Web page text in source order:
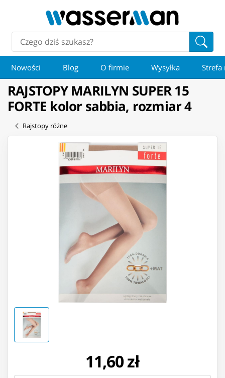
Nowości Blog O firmie Wysyłka Strefa
RAJSTOPY MARILYN SUPER 15
FORTE kolor sabbia, rozmiar 4
Rajstopy różne
11,60 zł